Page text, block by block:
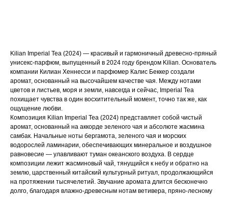
Kilian Imperial Tea (2024) — красивый и гармоничный древесно-пряный
унисекс-парфюм, выпущенный в 2024 году брендом Kilian. Основатель
компании Килиан Хеннесси и парфюмер Калис Беккер создали
аромат, основанный на высочайшем качестве чая. Между нотами
цветов и листьев, моря и земли, навсегда и сейчас, Imperial Tea
похищает чувства в один восхитительный момент, точно так же, как
ощущение любви.
Композиция Kilian Imperial Tea (2024) представляет собой чистый
аромат, основанный на аккорде зеленого чая и абсолюте жасмина
самбак. Начальные ноты бергамота, зеленого чая и морских
водорослей ламинарии, обеспечивающих минеральное и воздушное
равновесие — улавливают туман океанского воздуха. В сердце
композиции лежит жасминовый чай, тянущийся к небу и обратно на
землю, царственный китайский культурный ритуал, продолжающийся
на протяжении тысячелетий. Звучание аромата длится бесконечно
долго, благодаря влажно-древесным нотам ветивера, пряно-лесному